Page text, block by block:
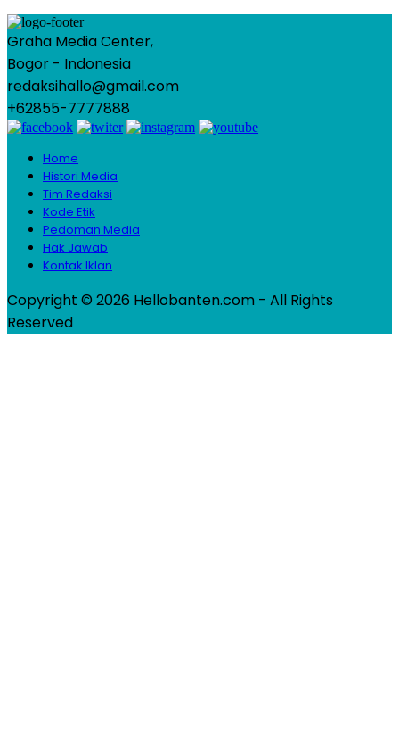
Graha Media Center,
Bogor - Indonesia
redaksihallo@gmail.com
+62855-7777888
Home
Histori Media
Tim Redaksi
Kode Etik
Pedoman Media
Hak Jawab
Kontak Iklan
Copyright © 2026 Hellobanten.com - All Rights
Reserved